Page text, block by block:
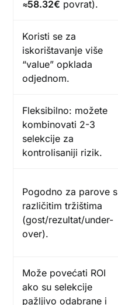
≈58.32€ povrat).
Koristi se za
iskorištavanje više
“value” opklada
odjednom.
Fleksibilno: možete
kombinovati 2-3
selekcije za
kontrolisaniji rizik.
Pogodno za parove s
različitim tržištima
(gost/rezultat/under-
over).
Može povećati ROI
ako su selekcije
pažljivo odabrane i